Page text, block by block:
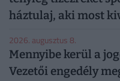
háztulaj, aki most
2026. augusztus 8.
Mennyibe kerül a
Vezetői engedély